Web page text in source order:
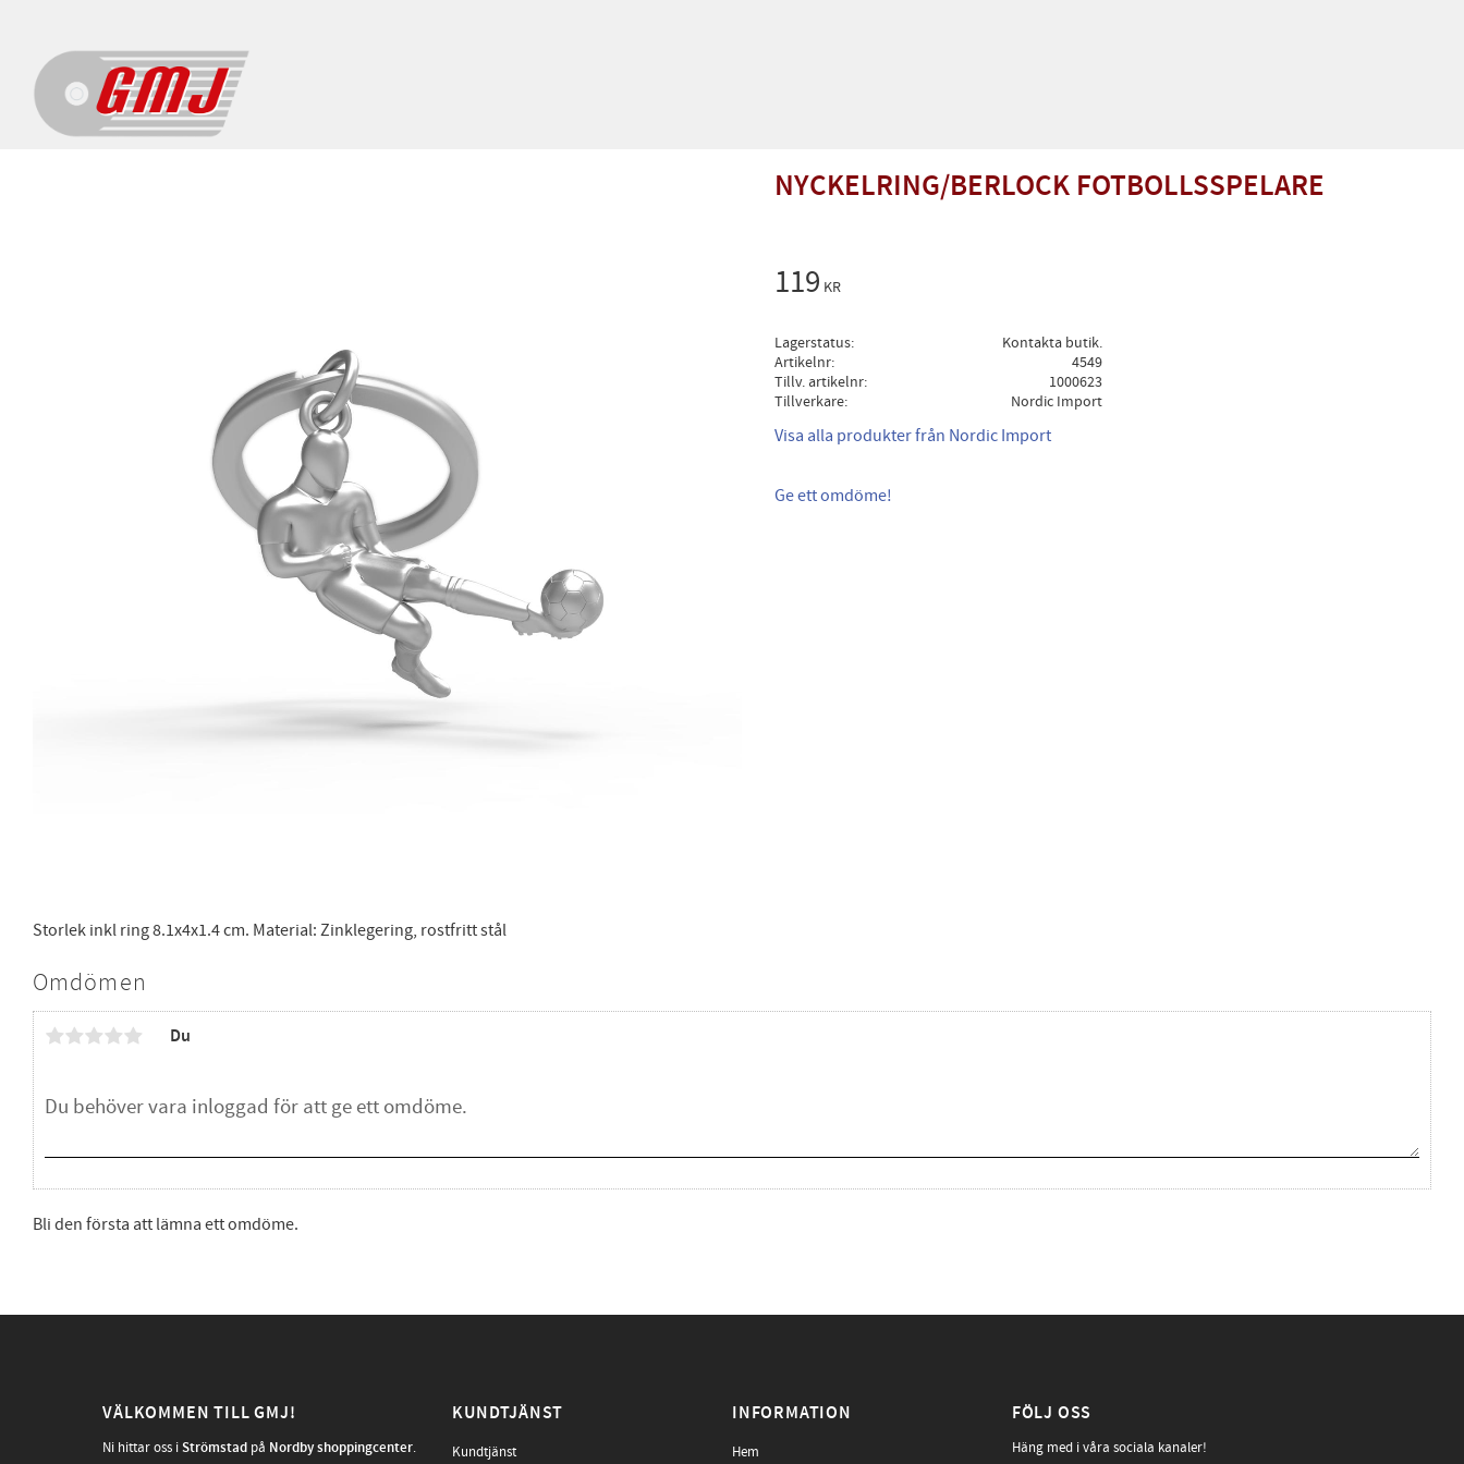
NYCKELRING/BERLOCK FOTBOLLSSPELARE
119 KR
Lagerstatus
Kontakta butik.
Artikelnr
4549
Tillv. artikelnr
1000623
Tillverkare
Nordic Import
Visa alla produkter från Nordic Import
Ge ett omdöme!
Storlek inkl ring 8.1x4x1.4 cm. Material: Zinklegering, rostfritt stål
Omdömen
Du
Bli den första att lämna ett omdöme.
VÄLKOMMEN TILL GMJ!
Ni hittar oss iStrömstad på Nordby shoppingcenter.
KUNDTJÄNST
Kundtjänst
INFORMATION
Hem
FÖLJ OSS
Häng med i våra sociala kanaler!